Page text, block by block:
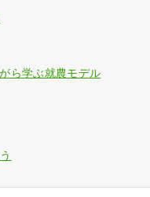
ら学ぶ就農モデル